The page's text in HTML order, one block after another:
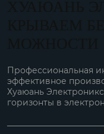
Профессиональная
эффективное
Хуаюань
горизонты в